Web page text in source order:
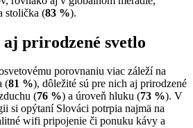
stolička (83 %).
prirodzené svetlo
porovnaniu viac záleží na
(81 %), dôležité sú pre nich aj prirodzené
(76 %) a úroveň hluku (73 %). V
si opýtaní Slováci potrpia najmä na
wifi pripojenie či ponuku kávy a